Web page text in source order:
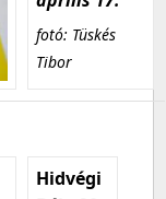
fotó: Tüskés
Tibor
Hidvégi